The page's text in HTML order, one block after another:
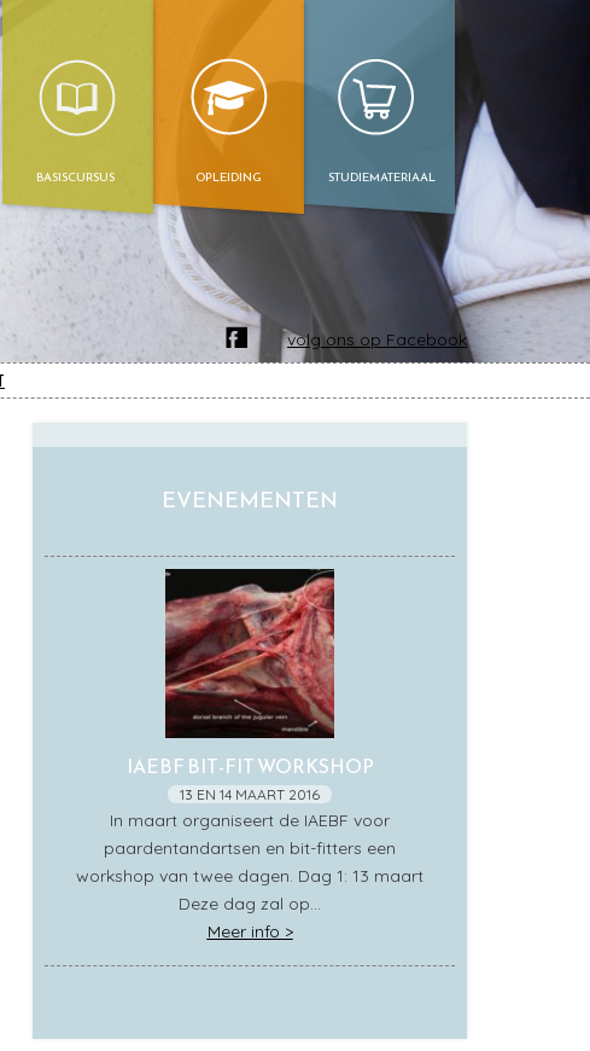
BASISCURSUS OPLEIDING STUDIEMATERIAAL
volg ons op Facebook
EVENEMENTEN
IAEBF BIT-FIT WORKSHOP
13 EN 14 MAART 2016
In maart organiseert de IAEBF voor
paardentandartsen en bit-fitters een
workshop van twee dagen. Dag 1: 13 maart
Deze dag zal op…
Meer info >